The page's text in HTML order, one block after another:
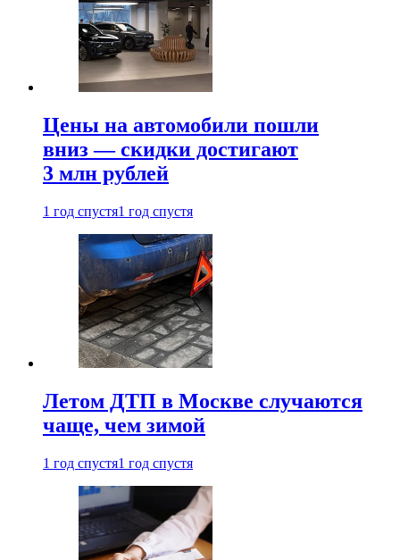
Цены на автомобили пошли
вниз — скидки достигают
3 млн рублей
1 год спустя1 год спустя
Летом ДТП в Москве случаются
чаще, чем зимой
1 год спустя1 год спустя